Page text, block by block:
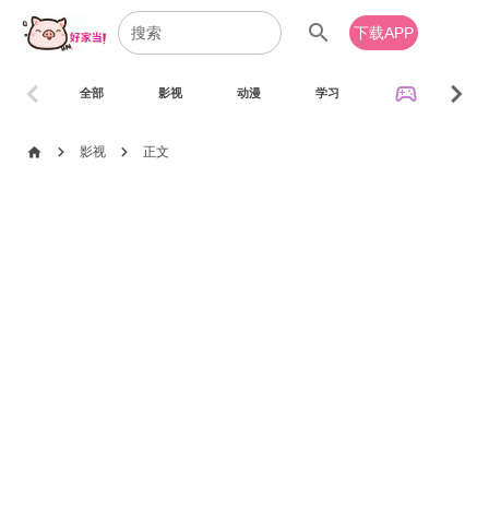
search 下载APP
全部 影视 动漫 学习 sports_esports
chevron_left chevron_right
home chevron_right 影视 chevron_right 正文